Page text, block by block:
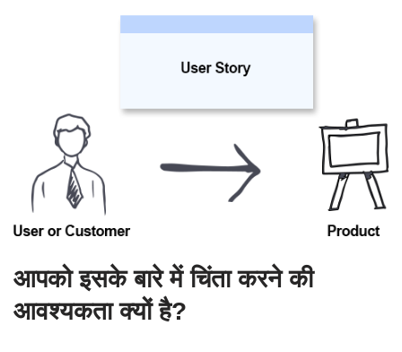
आपको इसके बारे में चिंता करने की
आवश्यकता क्यों है?